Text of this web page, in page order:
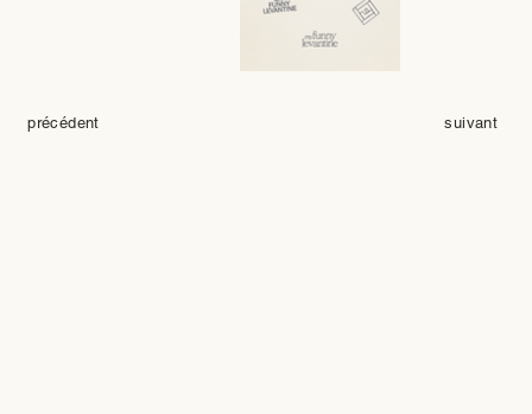
précédent suivant